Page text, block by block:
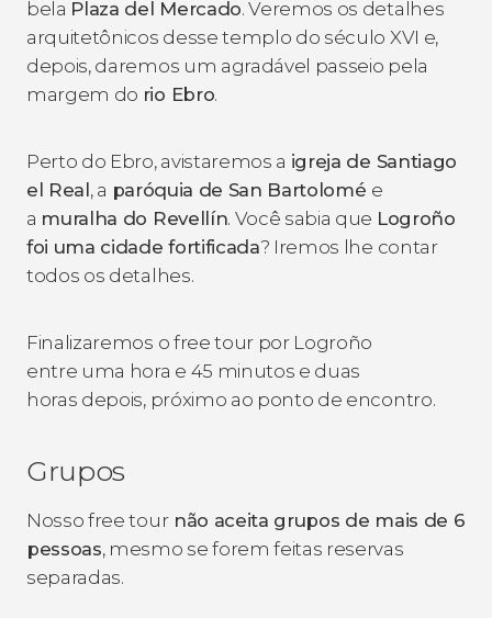
bela Plaza del Mercado. Veremos os detalhes
arquitetônicos desse templo do século XVI e,
depois, daremos um agradável passeio pela
margem do rio Ebro.
Perto do Ebro, avistaremos a igreja de Santiago
el Real, a paróquia de San Bartolomé e
a muralha do Revellín. Você sabia que Logroño
foi uma cidade fortificada? Iremos lhe contar
todos os detalhes.
Finalizaremos o free tour por Logroño
entre uma hora e 45 minutos e duas
horas depois, próximo ao ponto de encontro.
Grupos
Nosso free tournão aceita grupos de mais de 6
pessoas, mesmo se forem feitas reservas
separadas.